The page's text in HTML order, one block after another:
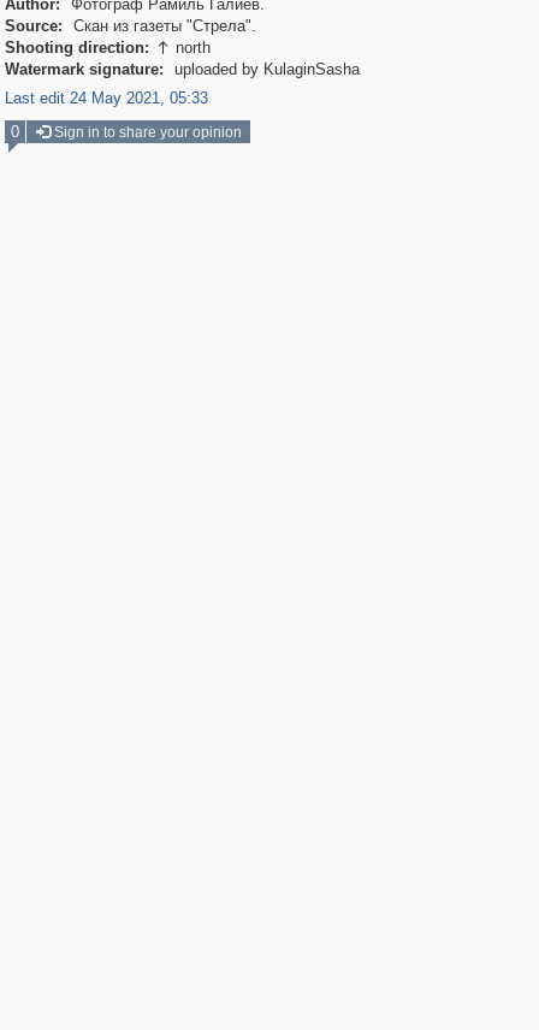
Author:
Фотограф Рамиль Галиев.
Source:
Скан из газеты "Стрела".
Shooting direction:  north
Watermark signature:
uploaded by KulaginSasha
Last edit 24 May 2021, 05:33
0
Sign in to share your opinion